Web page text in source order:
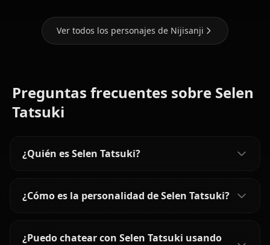
Ver todos los personajes de Nijisanji
Preguntas frecuentes sobre Selen
Tatsuki
¿Quién es Selen Tatsuki?
¿Cómo es la personalidad de Selen Tatsuki?
¿Puedo chatear con Selen Tatsuki usando